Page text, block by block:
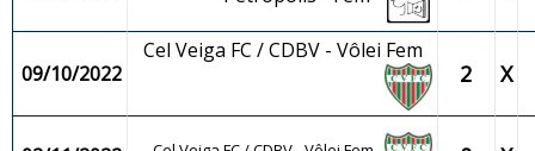
09/10/2022
Cel Veiga FC / CDBV - Vôlei Fem
2 X